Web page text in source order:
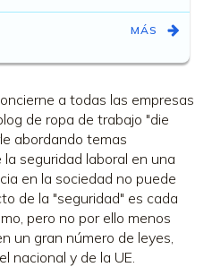
MÁS
a todas las empresas
de ropa de trabajo "die
abordando temas
seguridad laboral en una
en la sociedad no puede
de la "seguridad" es cada
pero no por ello menos
un gran número de leyes,
nacional y de la UE.